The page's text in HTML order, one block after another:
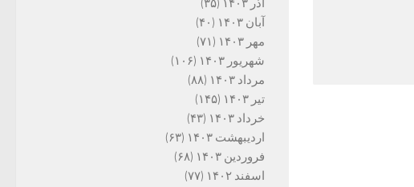
آذر ۱۴۰۳
(۳۵)
آبان ۱۴۰۳
(۴۰)
مهر ۱۴۰۳
(۷۱)
شهریور ۱۴۰۳
(۱۰۶)
مرداد ۱۴۰۳
(۸۸)
تیر ۱۴۰۳
(۱۴۵)
خرداد ۱۴۰۳
(۴۳)
اردیبهشت ۱۴۰۳
(۶۳)
فروردین ۱۴۰۳
(۶۸)
اسفند ۱۴۰۲
(۷۷)